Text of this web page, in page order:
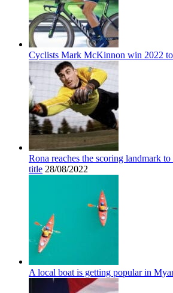
Cyclists Mark McKinnon win 2022
Rona reaches the scoring landmark
title 28/08/2022
A local boat is getting popular in